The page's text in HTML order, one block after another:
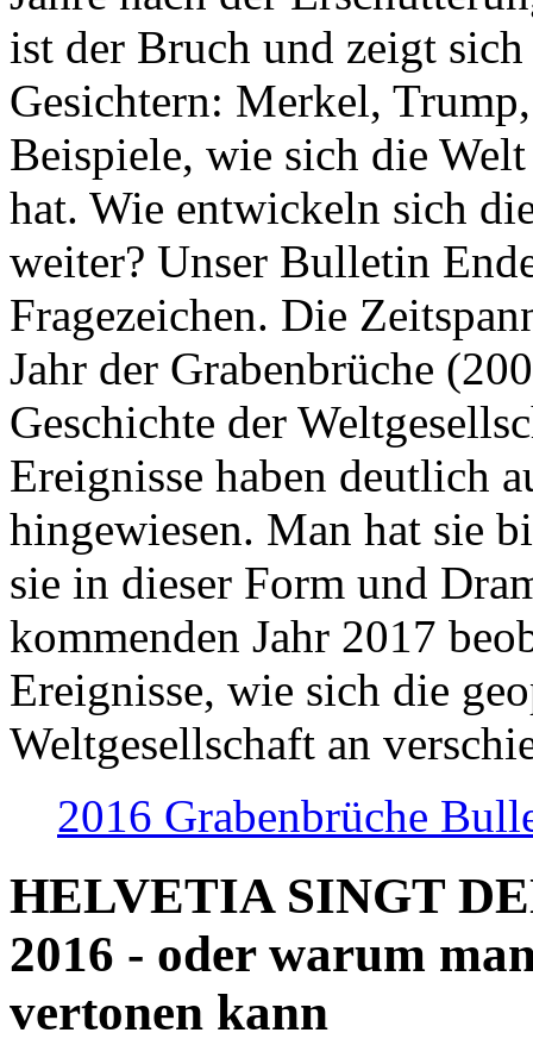
ist der Bruch und zeigt
Gesichtern: Merkel,
Beispiele, wie sich die
hat. Wie entwickeln sich
weiter? Unser Bulletin
Fragezeichen. Die
Jahr der Grabenbrüche
Geschichte der
Ereignisse haben deutlich
hingewiesen. Man hat sie
sie in dieser Form und
kommenden Jahr 2017
Ereignisse, wie sich die
Weltgesellschaft an
2016 Grabenbrüche
HELVETIA SINGT
2016 - oder warum
vertonen kann